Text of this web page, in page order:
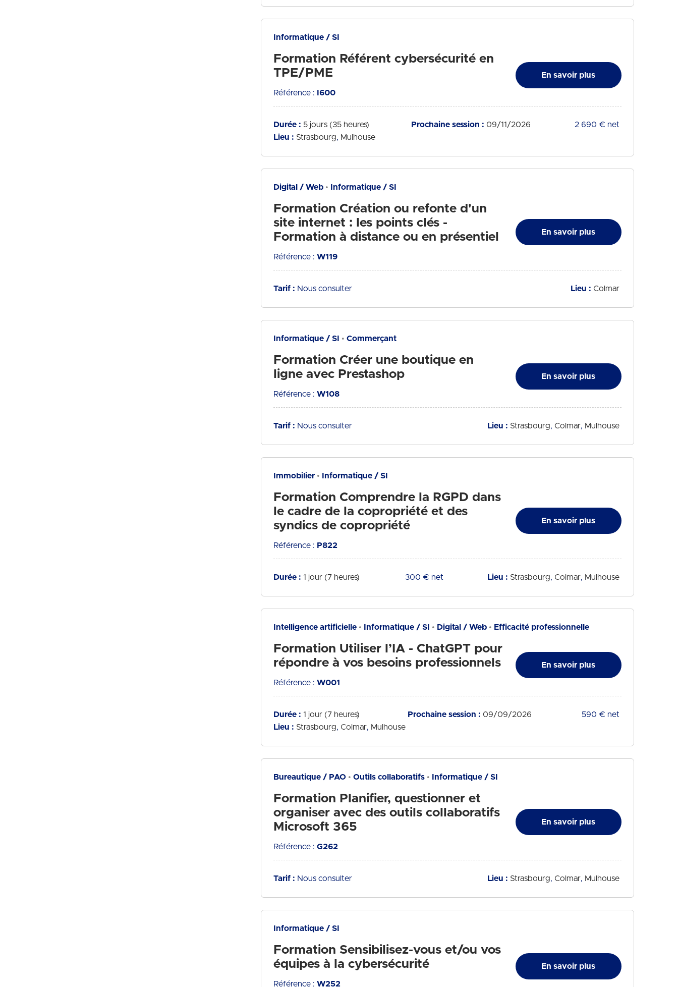
Informatique / SI
Formation Référent cybersécurité en
TPE/PME
Référence : I600
En savoir plus
Durée : 5 jours (35 heures) Prochaine session : 09/11/2026 Tarif :
2 690 € net
Lieu : Strasbourg Mulhouse
Digital / Web Informatique / SI
Formation Création ou refonte d'un
site internet : les points clés -
Formation à distance ou en présentiel
Référence : W119
En savoir plus
Tarif : Nous consulter Lieu : Colmar
Informatique / SI Commerçant
Formation Créer une boutique en
ligne avec Prestashop
Référence : W108
En savoir plus
Tarif : Nous consulter Lieu : Strasbourg Colmar Mulhouse
Immobilier Informatique / SI
Formation Comprendre la RGPD dans
le cadre de la copropriété et des
syndics de copropriété
Référence : P822
En savoir plus
Durée : 1 jour (7 heures) Tarif :
300 € net Lieu : Strasbourg Colmar Mulhouse
Intelligence artificielle Informatique / SI Digital / Web Efficacité professionnelle
Formation Utiliser l’IA - ChatGPT pour
répondre à vos besoins professionnels
Référence : W001
En savoir plus
Durée : 1 jour (7 heures) Prochaine session : 09/09/2026 Tarif :
590 € net
Lieu : Strasbourg Colmar Mulhouse
Bureautique / PAO Outils collaboratifs Informatique / SI
Formation Planifier, questionner et
organiser avec des outils collaboratifs
Microsoft 365
Référence : G262
En savoir plus
Tarif : Nous consulter Lieu : Strasbourg Colmar Mulhouse
Informatique / SI
Formation Sensibilisez-vous et/ou vos
équipes à la cybersécurité
Référence : W252
En savoir plus